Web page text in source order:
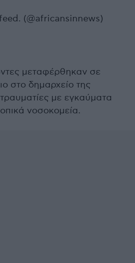
(@africansinnews)
μεταφέρθηκαν σε
στο δημαρχείο της
με εγκαύματα
νοσοκομεία.